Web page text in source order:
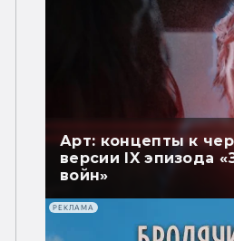
Арт: концепты к
версии IX эпизода
войн»
РЕКЛАМА